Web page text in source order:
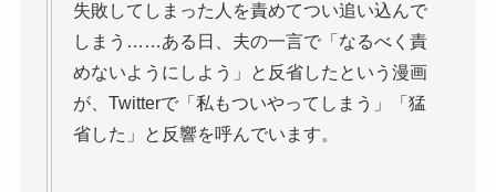
失敗してしまった人を責めてつい追い込んで
しまう……ある日、夫の一言で「なるべく責
めないようにしよう」と反省したという漫画
が、Twitterで「私もついやってしまう」「猛
省した」と反響を呼んでいます。